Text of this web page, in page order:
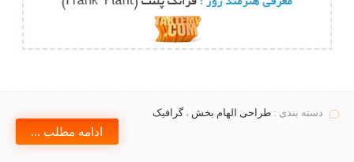
دسته بندی :طراحی الهام بخش ،گرافیک
ادامه مطلب ...